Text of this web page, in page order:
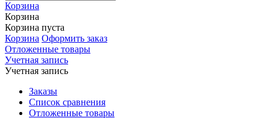
Корзина
Корзина
Корзина пуста
Корзина Оформить заказ
Отложенные товары
Учетная запись
Учетная запись
Заказы
Список сравнения
Отложенные товары